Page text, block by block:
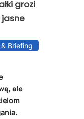
grozi
jasne
Briefing
ale